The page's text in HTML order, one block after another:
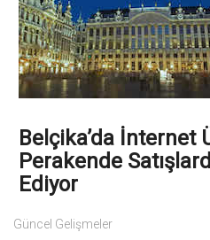
Belçika’da İnternet
Perakende
Ediyor
Güncel Gelişmeler